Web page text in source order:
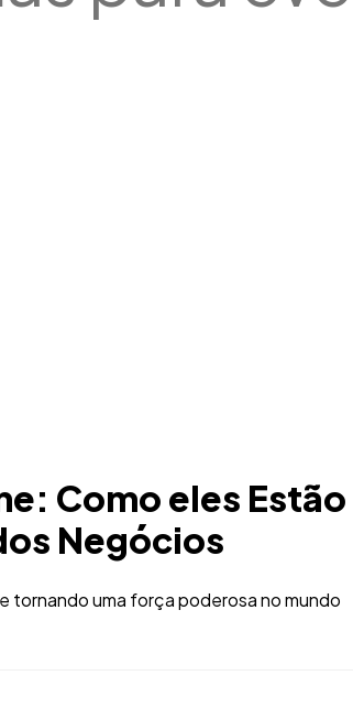
Como eles Estão
Negócios
tornando uma força poderosa no mundo